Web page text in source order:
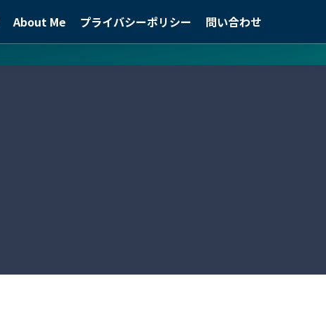
About Me プライバシーポリシー 問い合わせ